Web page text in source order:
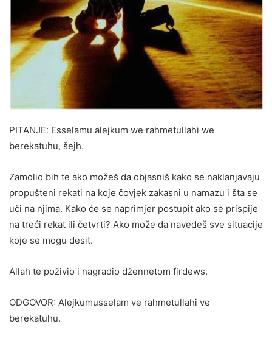
PITANJE: Esselamu alejkum we rahmetullahi we
berekatuhu, šejh.
Zamolio bih te ako možeš da objasniš kako se naklanjavaju
propušteni rekati na koje čovjek zakasni u namazu i šta se
uči na njima. Kako će se naprimjer postupit ako se prispije
na treći rekat ili četvrti? Ako može da navedeš sve situacije
koje se mogu desit.
Allah te poživio i nagradio džennetom firdews.
ODGOVOR: Alejkumusselam ve rahmetullahi ve
berekatuhu.